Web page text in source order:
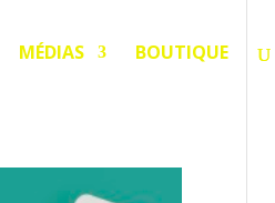
MÉDIAS BOUTIQUE